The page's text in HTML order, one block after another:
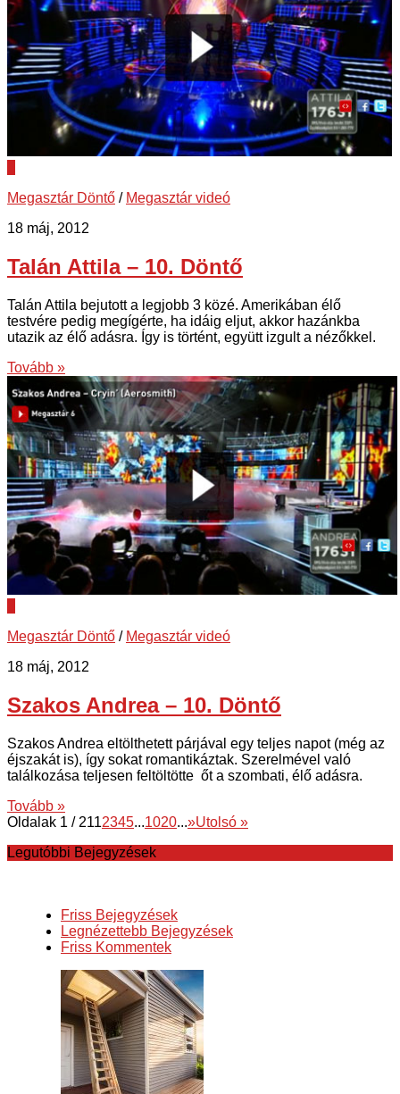
Megasztár Döntő / Megasztár videó
18 máj, 2012
Talán Attila – 10. Döntő
Talán Attila bejutott a legjobb 3 közé. Amerikában élő
testvére pedig megígérte, ha idáig eljut, akkor hazánkba
utazik az élő adásra. Így is történt, együtt izgult a nézőkkel.
Tovább »
Megasztár Döntő / Megasztár videó
18 máj, 2012
Szakos Andrea – 10. Döntő
Szakos Andrea eltölthetett párjával egy teljes napot (még az
éjszakát is), így sokat romantikáztak. Szerelmével való
találkozása teljesen feltöltötte őt a szombati, élő adásra.
Tovább »
Oldalak 1 / 2112345...1020...»Utolsó »
Legutóbbi Bejegyzések
Friss Bejegyzések
Legnézettebb Bejegyzések
Friss Kommentek